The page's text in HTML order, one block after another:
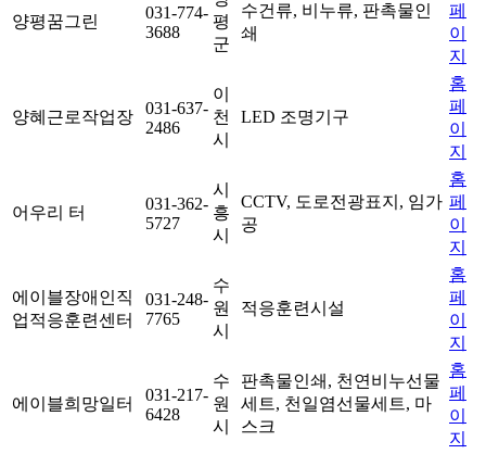
양평꿈그린
031-774-
3688
평
군
수건류, 비누류, 판촉물인
쇄
페
이
지
양혜근로작업장
031-637-
2486
이
천
시
LED 조명기구
홈
페
이
지
어우리 터
031-362-
5727
시
흥
시
CCTV, 도로전광표지, 임가
공
홈
페
이
지
에이블장애인직
업적응훈련센터
031-248-
7765
수
원
시
적응훈련시설
홈
페
이
지
에이블희망일터
031-217-
6428
수
원
시
판촉물인쇄, 천연비누선물
세트, 천일염선물세트, 마
스크
홈
페
이
지